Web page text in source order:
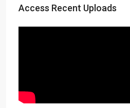
Access Recent Uploads